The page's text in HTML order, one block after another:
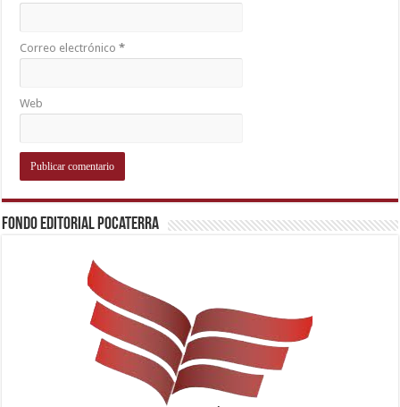
Correo electrónico*
Web
Fondo Editorial Pocaterra